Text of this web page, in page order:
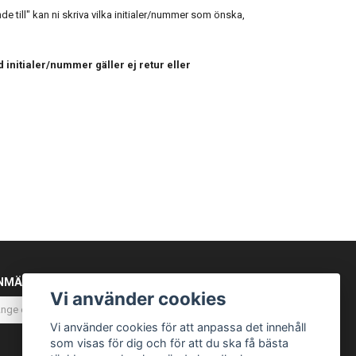
till" kan ni skriva vilka initialer/nummer som önska,
initialer/nummer gäller ej retur eller
DIG TILL VÅRT NYHETSBREV
Prenumerera
Vi använder cookies
Vi använder cookies för att anpassa det innehåll
som visas för dig och för att du ska få bästa